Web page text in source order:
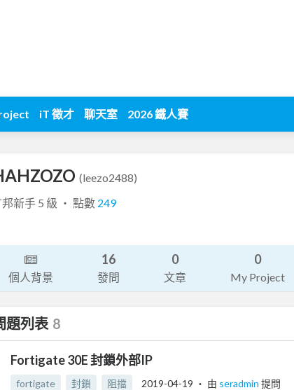
iT 徵才 聊天室 2026 鐵人賽
(leezo2488)
新手 5 級 ‧ 點數 249
個人背景
16
發問
0
文章
0
My Project
題列表 8
Fortigate 30E 封鎖外部IP
fortigate 封鎖 阻擋 2019-04-19 ‧ 由 seradmin 提問